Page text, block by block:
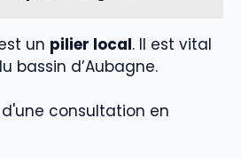
un pilier local. Il est vital
bassin d’Aubagne.
consultation en